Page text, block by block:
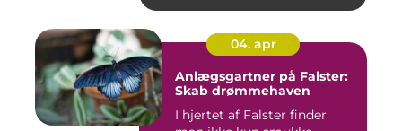
04. apr
Anlægsgartner på Falster:
Skab drømmehaven
I hjertet af Falster finder